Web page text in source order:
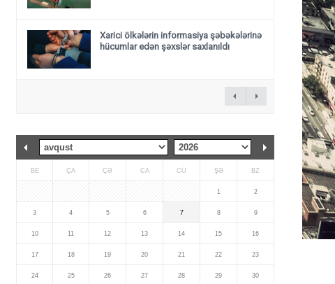
Xarici ölkələrin informasiya şəbəkələrinə
hücumlar edən şəxslər saxlanıldı
BE ÇA ÇƏ CA CÜ ŞƏ BZ
1 2
3 4 5 6 7 8 9
10 11 12 13 14 15 16
17 18 19 20 21 22 23
24 25 26 27 28 29 30